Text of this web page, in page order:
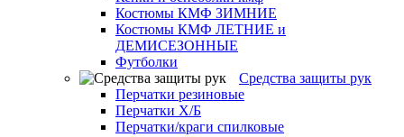
Костюмы КМФ ЗИМНИЕ
Костюмы КМФ ЛЕТНИЕ и
ДЕМИСЕЗОННЫЕ
Футболки
Средства защиты рук
Перчатки резиновые
Перчатки Х/Б
Перчатки/краги спилковые